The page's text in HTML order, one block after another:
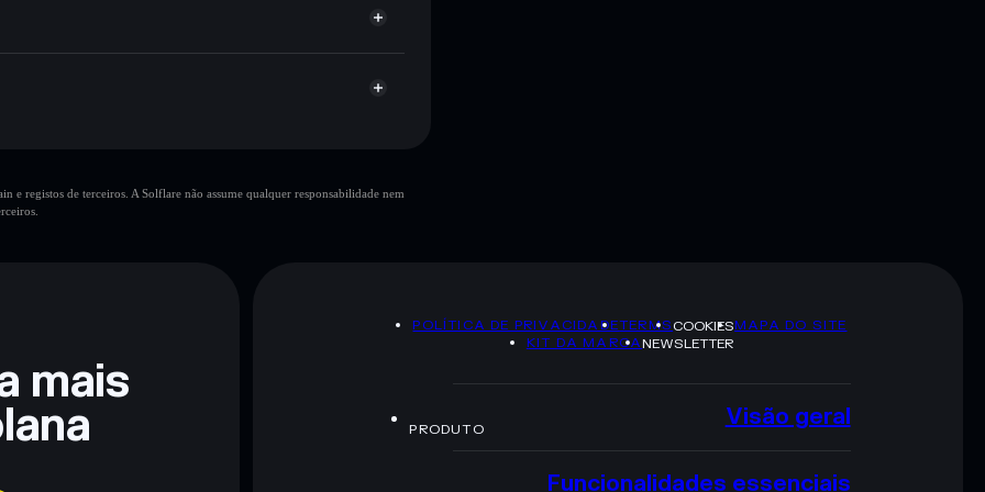
numa carteira não-custodial onde
GLOBAL DIGITAL
10 principais
de fornecedores de liquidez
constitui aconselhamento financeiro. Faz sempre a
e registos de terceiros. A Solflare não assume qualquer responsabilidade nem
mais
POLÍTICA DE PRIVACIDADETERMSCOOKIESMAPA DO SITE
KIT DA MARCANEWSLETTER
PRODUTO Visão geral
Funcionalidades essenciais